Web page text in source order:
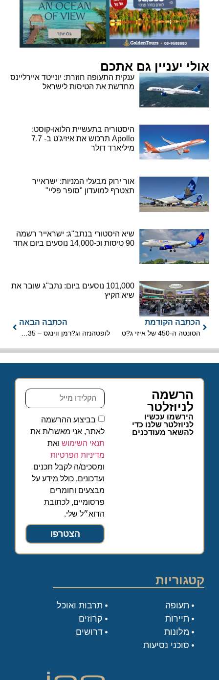
אולי יעניין גם אתכם
ענקית התעופה חוזרת: יונייטד איירליינס
מחדשת את הטיסות לישראל
היסטוריה בתעשיית הלואו-קוסט:
Apollo תרכוש את איזיג'ט ב- 7.7
מיליארד דולר
אור ירוק מבעלי המניות: ישראייר
תצטרף למועדון "סופר פליי"
שיא היסטורי בנתב"ג: ישראייר רשמה
90 טיסות וכ-14,000 נוסעים ביום אחד
101,000 נוסעים ביום: נתב"ג שובר את
שיא הקיץ
הכתבה הקודמת
הסונטה ה-450 של איזי ג?ט
הכתבה הבאה
הרשמה
לניוזלטר
הירשמו עכשיו
לניוזלטר שלנו כדי
להשאר מעודכנים
בביצוע ההרשמה
לאתר, אני מאשר/ת את
תנאי השימוש ואת
מדיניות הפרטיות
ומסכים/ה לקבל תכנים
ועדכונים, כולל מידע על
מבצעים וחומרים
פרסומיים, לכתובת
הדוא״ל שלי.
הצטרפו
קטגוריות
תעופה
תיירות
מלונות
סוכני נסיעות
תרבות ואוכל
קרוזים
דרושים